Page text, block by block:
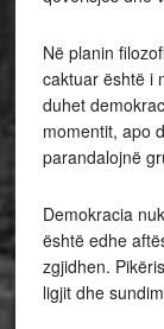
Në planin
caktuar është i
duhet
momentit, apo
parandalojnë
Demokracia
është edhe
zgjidhen.
ligjit dhe